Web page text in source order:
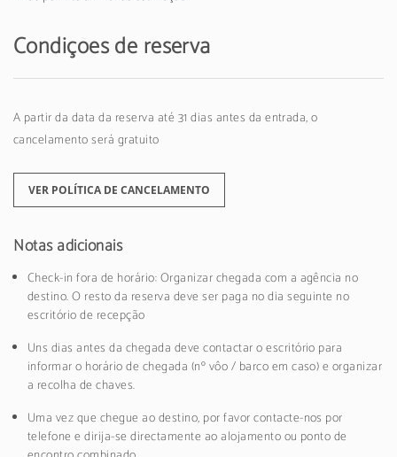
Condições de reserva
A partir da data da reserva até 31 dias antes da entrada, o
cancelamento será gratuito
VER POLÍTICA DE CANCELAMENTO
Notas adicionais
Check-in fora de horário: Organizar chegada com a agência no
destino. O resto da reserva deve ser paga no dia seguinte no
escritório de recepção
Uns dias antes da chegada deve contactar o escritório para
informar o horário de chegada (nº vôo / barco em caso) e organizar
a recolha de chaves.
Uma vez que chegue ao destino, por favor contacte-nos por
telefone e dirija-se directamente ao alojamento ou ponto de